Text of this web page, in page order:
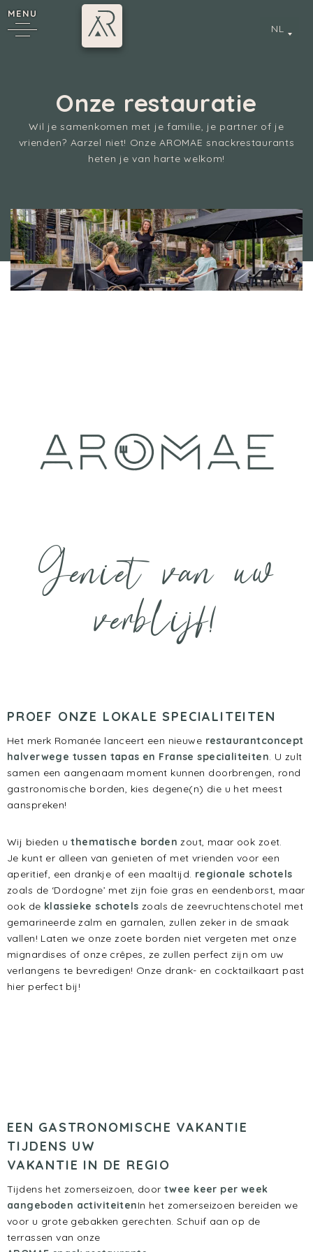
MENU
NL
Onze restauratie
Wil je samenkomen met je familie, je partner of je
vrienden? Aarzel niet! Onze AROMAE snackrestaurants
heten je van harte welkom!
Camping 4 & 5 étoiles/Onze restauratie
Geniet van uw
verblijf!
PROEF ONZE LOKALE SPECIALITEITEN
Het merk Romanée lanceert een nieuwe restaurantconcept
halverwege tussen tapas en Franse specialiteiten. U zult
samen een aangenaam moment kunnen doorbrengen, rond
gastronomische borden, kies degene(n) die u het meest
aanspreken!
Wij bieden uthematische borden zout, maar ook zoet.
Je kunt er alleen van genieten of met vrienden voor een
aperitief, een drankje of een maaltijd. regionale schotels
zoals de ‘Dordogne’ met zijn foie gras en eendenborst, maar
ook de klassieke schotels zoals de zeevruchtenschotel met
gemarineerde zalm en garnalen, zullen zeker in de smaak
vallen! Laten we onze zoete borden niet vergeten met onze
mignardises of onze crêpes, ze zullen perfect zijn om uw
verlangens te bevredigen! Onze drank- en cocktailkaart past
hier perfect bij!
EEN GASTRONOMISCHE VAKANTIE
TIJDENS UW
VAKANTIE IN DE REGIO
Tijdens het zomerseizoen, doortwee keer per week
aangeboden activiteitenIn het zomerseizoen bereiden we
voor u grote gebakken gerechten. Schuif aan op de
terrassen van onze